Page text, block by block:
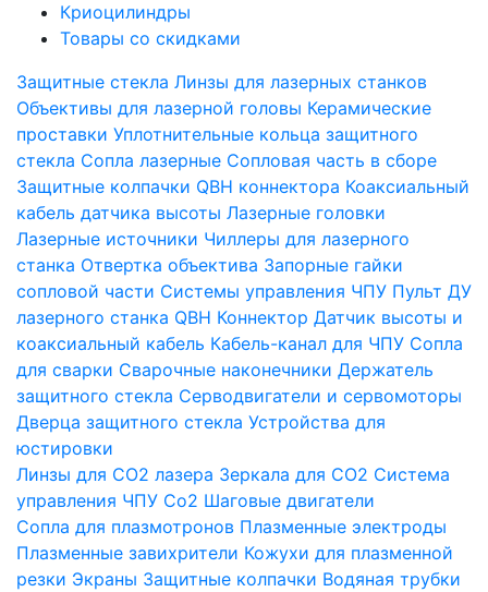
Криоцилиндры
Товары со скидками
Защитные стекла Линзы для лазерных станков
Объективы для лазерной головы Керамические
проставки Уплотнительные кольца защитного
стекла Сопла лазерные Сопловая часть в сборе
Защитные колпачки QBH коннектора Коаксиальный
кабель датчика высоты Лазерные головки
Лазерные источники Чиллеры для лазерного
станка Отвертка объектива Запорные гайки
сопловой части Системы управления ЧПУ Пульт ДУ
лазерного станка QBH Коннектор Датчик высоты и
коаксиальный кабель Кабель-канал для ЧПУ Сопла
для сварки Сварочные наконечники Держатель
защитного стекла Серводвигатели и сервомоторы
Дверца защитного стекла Устройства для
юстировки
Линзы для СО2 лазера Зеркала для СО2 Система
управления ЧПУ Co2 Шаговые двигатели
Сопла для плазмотронов Плазменные электроды
Плазменные завихрители Кожухи для плазменной
резки Экраны Защитные колпачки Водяная трубки